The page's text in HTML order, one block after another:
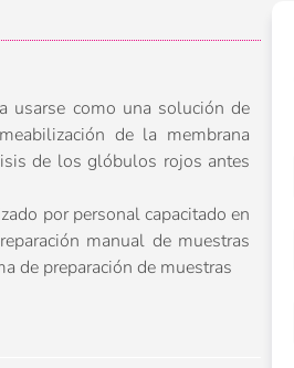
usarse como una solución de
de la membrana
de los glóbulos rojos antes
por personal capacitado en
manual de muestras
de preparación de muestras